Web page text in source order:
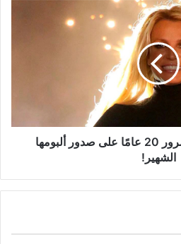
بريتني سبيرز تحتفل بمرور 20 عامًا على صدور ألبومها
الشهير!